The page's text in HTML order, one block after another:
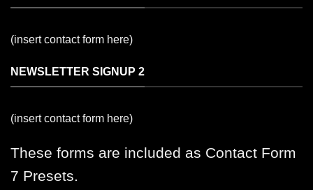
(insert contact form here)
NEWSLETTER SIGNUP 2
(insert contact form here)
These forms are included as Contact Form
7 Presets.